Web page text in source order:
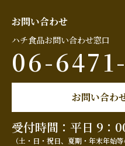
お問い合わせ
ハチ食品お問い合わせ窓口
06-
お問い合わ
受付時間：平日 9：
（土・日・祝日、夏期・年末年始